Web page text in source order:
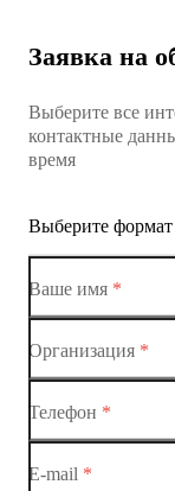
Заявка на
Выберите все
контактные
время
Выберите формат
Ethernet-
Ваше имя *
Организация *
Телефон *
E-mail *